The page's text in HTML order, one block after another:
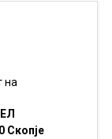
на
Скопје